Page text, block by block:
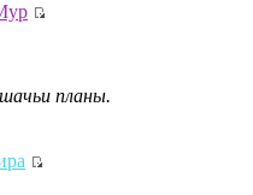
планы.